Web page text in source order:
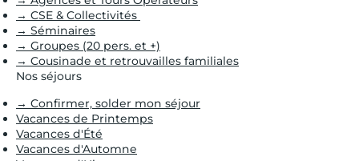
→ CSE & Collectivités
→ Séminaires
→ Groupes (20 pers. et +)
→ Cousinade et retrouvailles familiales
Nos séjours
→ Confirmer, solder mon séjour
Vacances de Printemps
Vacances d'Été
Vacances d'Automne